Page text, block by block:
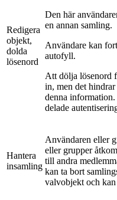
Redigera
objekt,
dolda
lösenord
Den här
en annan samling.
Användare kan
autofyll.
Att dölja lösenord
in, men det
denna
delade
Hantera
insamling
Användaren eller
eller grupper
till andra
kan ta bort
valvobjekt och